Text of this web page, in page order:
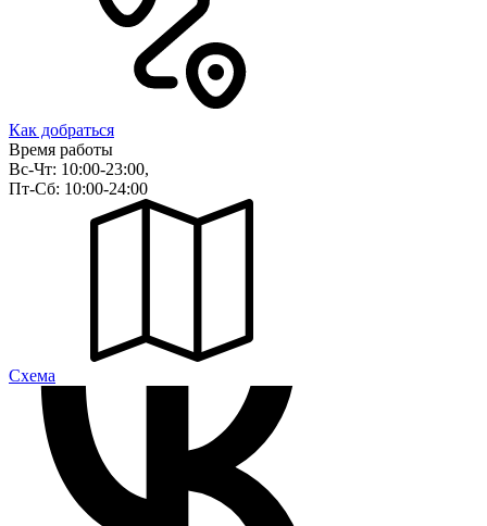
Как добраться
Время работы
Вс-Чт: 10:00-23:00,
Пт-Сб: 10:00-24:00
Cхема